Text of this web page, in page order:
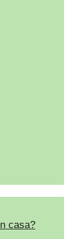
casa?